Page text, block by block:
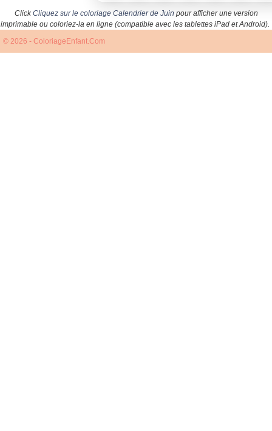
ClickCliquez sur le coloriage Calendrier de Juin pour afficher une version
imprimable ou coloriez-la en ligne (compatible avec les tablettes iPad et Android).
© 2026 - ColoriageEnfant.Com